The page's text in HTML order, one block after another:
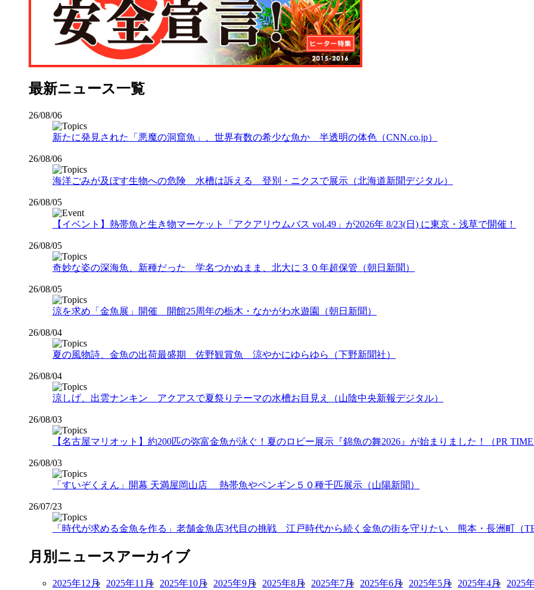
最新ニュース一覧
26/08/06
新たに発見された「悪魔の洞窟魚」、世界有数の希少な魚か 半透明の体色（CNN.co.jp）
26/08/06
海洋ごみが及ぼす生物への危険 水槽は訴える 登別・ニクスで展示（北海道新聞デジタル）
26/08/05
【イベント】熱帯魚と生き物マーケット「アクアリウムバス vol.49」が2026年 8/23(日) に東京・浅草で開催！
26/08/05
奇妙な姿の深海魚、新種だった 学名つかぬまま、北大に３０年超保管（朝日新聞）
26/08/05
涼を求め「金魚展」開催 開館25周年の栃木・なかがわ水遊園（朝日新聞）
26/08/04
夏の風物詩、金魚の出荷最盛期 佐野観賞魚 涼やかにゆらゆら（下野新聞社）
26/08/04
涼しげ、出雲ナンキン アクアスで夏祭りテーマの水槽お目見え（山陰中央新報デジタル）
26/08/03
【名古屋マリオット】約200匹の弥富金魚が泳ぐ！夏のロビー展示『錦魚の舞2026』が始まりました！（PR
26/08/03
「すいぞくえん」開幕 天満屋岡山店 熱帯魚やペンギン５０種千匹展示（山陽新聞）
26/07/23
「時代が求める金魚を作る」老舗金魚店3代目の挑戦 江戸時代から続く金魚の街を守りたい 熊本・長洲町（
月別ニュースアーカイブ
2025年12月 2025年11月 2025年10月 2025年9月 2025年8月 2025年7月 2025年6月 2025年5月 2025年4月 2025